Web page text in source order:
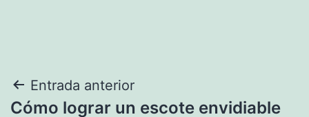
Navegación
Entrada anterior
Cómo lograr un escote envidiable